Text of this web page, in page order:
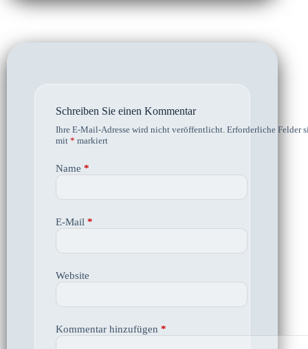
Schreiben Sie einen Kommentar
Ihre E-Mail-Adresse wird nicht veröffentlicht. Erforderliche Felder
mit * markiert
Name *
E-Mail *
Website
Kommentar hinzufügen *